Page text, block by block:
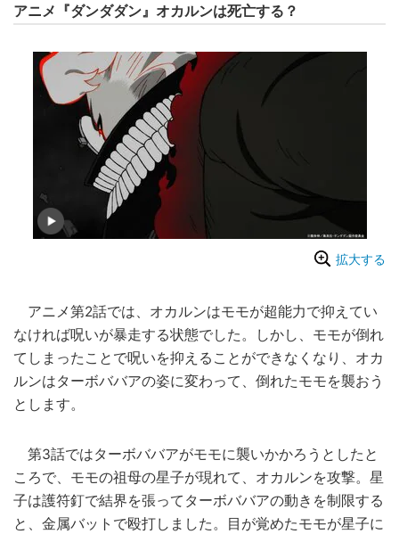
アニメ『ダンダダン』オカルンは死亡する？
拡大する
アニメ第2話では、オカルンはモモが超能力で抑えてい
なければ呪いが暴走する状態でした。しかし、モモが倒れ
てしまったことで呪いを抑えることができなくなり、オカ
ルンはターボババアの姿に変わって、倒れたモモを襲おう
とします。
第3話ではターボババアがモモに襲いかかろうとしたと
ころで、モモの祖母の星子が現れて、オカルンを攻撃。星
子は護符釘で結界を張ってターボババアの動きを制限する
と、金属バットで殴打しました。目が覚めたモモが星子に